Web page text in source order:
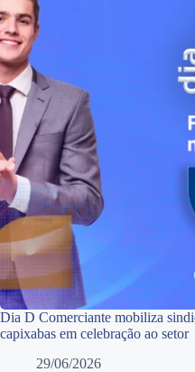
Dia D Comerciante mobiliza
capixabas em celebração ao setor
29/06/2026